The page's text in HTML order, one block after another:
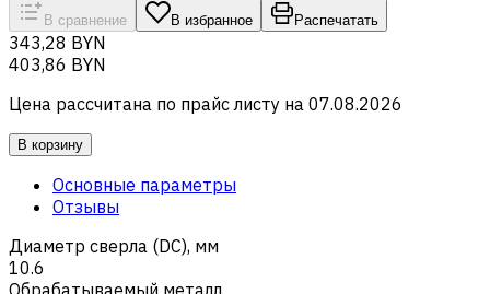
В сравнение В избранное Распечатать
343,28 BYN
403,86 BYN
Цена рассчитана по прайс листу на 07.08.2026
В корзину
Основные параметры
Отзывы
Диаметр сверла (DC), мм
10.6
Обрабатываемый металл